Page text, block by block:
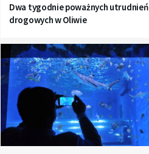
Dwa tygodnie poważnych utrudnień
drogowych w Oliwie